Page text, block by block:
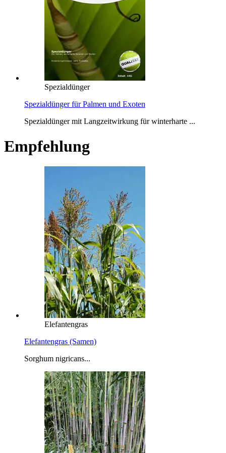
Spezialdünger
Spezialdünger für Palmen und Exoten
Spezialdünger mit Langzeitwirkung für winterharte ...
Empfehlung
Elefantengras
Elefantengras (Samen)
Sorghum nigricans...